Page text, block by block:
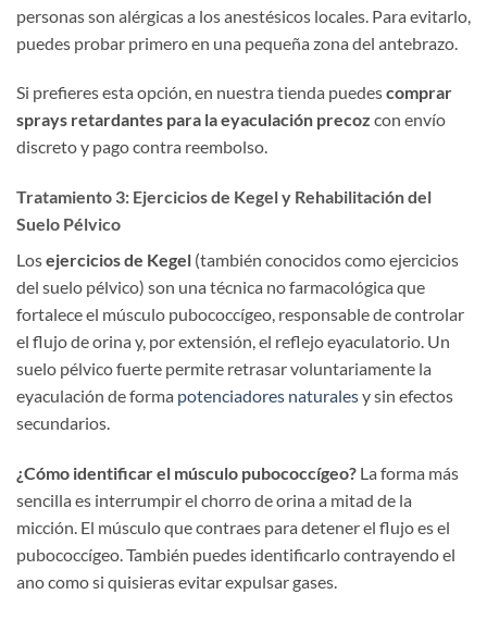
personas son alérgicas a los anestésicos locales. Para evitarlo,
puedes probar primero en una pequeña zona del antebrazo.
Si prefieres esta opción, en nuestra tienda puedescomprar
sprays retardantes para la eyaculación precoz con envío
discreto y pago contra reembolso.
Tratamiento 3: Ejercicios de Kegel y Rehabilitación del
Suelo Pélvico
Losejercicios de Kegel (también conocidos como ejercicios
del suelo pélvico) son una técnica no farmacológica que
fortalece el músculo pubococcígeo, responsable de controlar
el flujo de orina y, por extensión, el reflejo eyaculatorio. Un
suelo pélvico fuerte permite retrasar voluntariamente la
eyaculación de forma potenciadores naturalesy sin efectos
secundarios.
¿Cómo identificar el músculo pubococcígeo? La forma más
sencilla es interrumpir el chorro de orina a mitad de la
micción. El músculo que contraes para detener el flujo es el
pubococcígeo. También puedes identificarlo contrayendo el
ano como si quisieras evitar expulsar gases.